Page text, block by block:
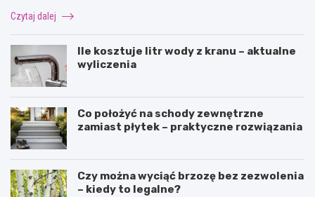
Czytaj dalej
Ile kosztuje litr wody z kranu – aktualne
wyliczenia
Co położyć na schody zewnętrzne
zamiast płytek – praktyczne rozwiązania
Czy można wyciąć brzozę bez zezwolenia
– kiedy to legalne?